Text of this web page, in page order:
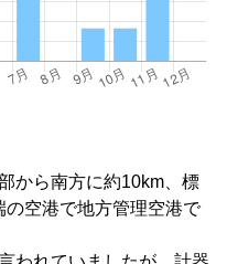
から南方に約10km、標
空港で地方管理空港で